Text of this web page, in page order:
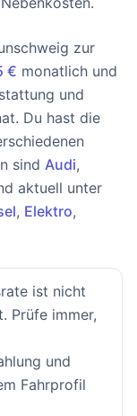
zur
€ monatlich und
und
Du hast die
sind Audi,
aktuell unter
, Elektro,
ist nicht
Prüfe immer,
und
Fahrprofil